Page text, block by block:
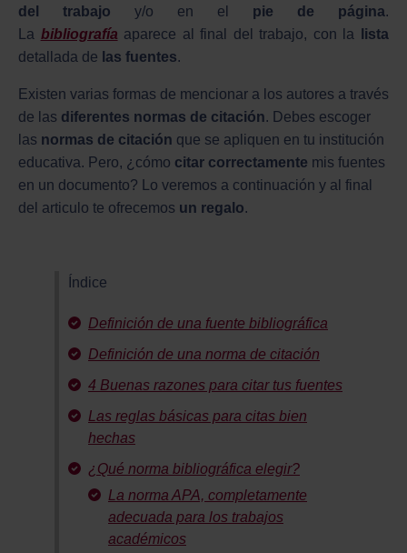
del trabajo y/o en el pie de página.
La bibliografía aparece al final del trabajo, con la
lista
detallada de las fuentes.
Existen varias formas de mencionar a los autores a través
de las diferentes normas de citación. Debes escoger
las normas de citación que se apliquen en tu institución
educativa. Pero, ¿cómo citar correctamente mis fuentes
en un documento? Lo veremos a continuación y al final
del articulo te ofrecemos un regalo.
Índice
Definición de una fuente bibliográfica
Definición de una norma de citación
4 Buenas razones para citar tus fuentes
Las reglas básicas para citas bien
hechas
¿Qué norma bibliográfica elegir?
La norma APA, completamente
adecuada para los trabajos
académicos